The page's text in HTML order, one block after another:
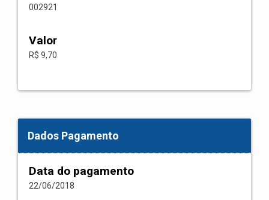
002921
Valor
R$ 9,70
Dados Pagamento
Data do pagamento
22/06/2018